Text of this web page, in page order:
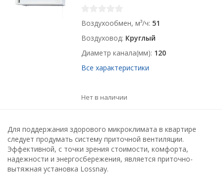
Воздухообмен, м³/ч 51
Воздуховод Круглый
Диаметр канала(мм) 120
Все характеристики
Нет в наличии
Для поддержания здорового микроклимата в квартире
следует продумать систему приточной вентиляции.
Эффективной, с точки зрения стоимости, комфорта,
надежности и энергосбережения, является приточно-
вытяжная установка Lossnay.